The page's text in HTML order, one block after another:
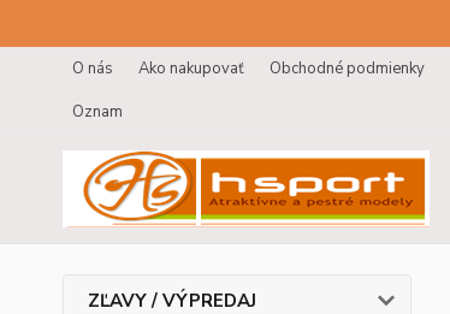
O nás Ako nakupovať Obchodné podmienky
Oznam
ZĽAVY / VÝPREDAJ